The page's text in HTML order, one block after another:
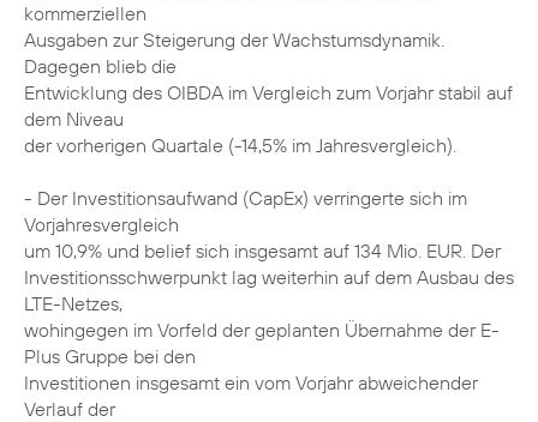
kommerziellen
Ausgaben zur Steigerung der Wachstumsdynamik.
Dagegen blieb die
Entwicklung des OIBDA im Vergleich zum Vorjahr stabil auf
dem Niveau
der vorherigen Quartale (-14,5% im Jahresvergleich).
- Der Investitionsaufwand (CapEx) verringerte sich im
Vorjahresvergleich
um 10,9% und belief sich insgesamt auf 134 Mio. EUR. Der
Investitionsschwerpunkt lag weiterhin auf dem Ausbau des
LTE-Netzes,
wohingegen im Vorfeld der geplanten Übernahme der E-
Plus Gruppe bei den
Investitionen insgesamt ein vom Vorjahr abweichender
Verlauf der